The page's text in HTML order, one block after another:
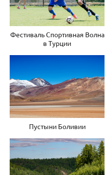
Фестиваль Спортивная Волна
в Турции
Пустыни Боливии